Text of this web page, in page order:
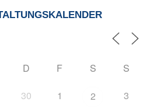
D F S S
30 1 2 3